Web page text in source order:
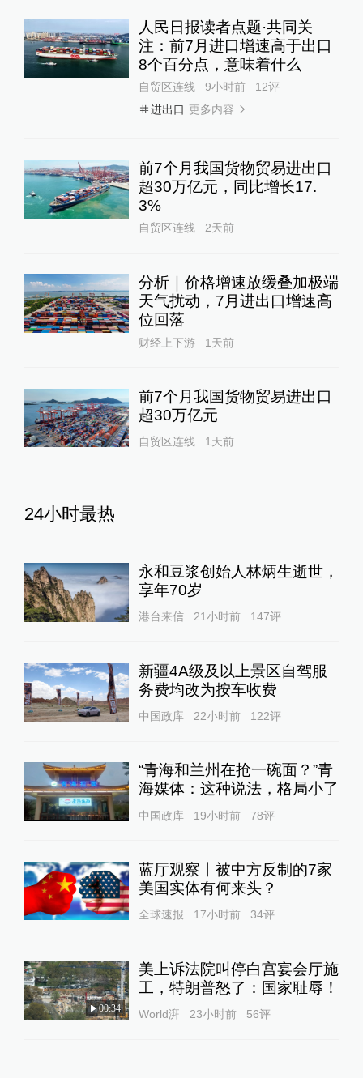
人民日报读者点题·共同关
注：前7月进口增速高于出口
8个百分点，意味着什么
自贸区连线 9小时前 12评
进出口 更多内容
前7个月我国货物贸易进出口
超30万亿元，同比增长17.
3%
自贸区连线 2天前
分析｜价格增速放缓叠加极端
天气扰动，7月进出口增速高
位回落
财经上下游 1天前
前7个月我国货物贸易进出口
超30万亿元
自贸区连线 1天前
24小时最热
永和豆浆创始人林炳生逝世，
享年70岁
港台来信 21小时前 147评
新疆4A级及以上景区自驾服
务费均改为按车收费
中国政库 22小时前 122评
“青海和兰州在抢一碗面？”青
海媒体：这种说法，格局小了
中国政库 19小时前 78评
蓝厅观察丨被中方反制的7家
美国实体有何来头？
全球速报 17小时前 34评
00:34
美上诉法院叫停白宫宴会厅施
工，特朗普怒了：国家耻辱！
World湃 23小时前 56评